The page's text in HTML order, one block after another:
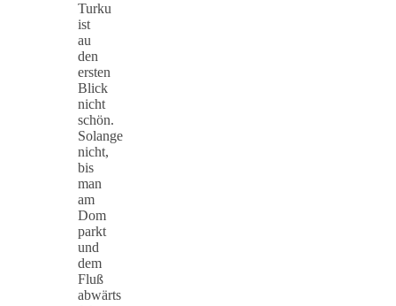
Turku
ist
au
den
ersten
Blick
nicht
schön.
Solange
nicht,
bis
man
am
Dom
parkt
und
dem
Fluß
abwärts